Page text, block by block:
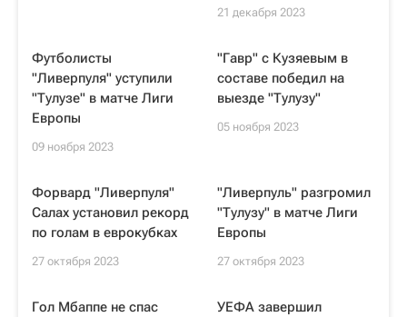
21 декабря 2023
Футболисты
"Ливерпуля" уступили
"Тулузе" в матче Лиги
Европы
09 ноября 2023
"Гавр" с Кузяевым в
составе победил на
выезде "Тулузу"
05 ноября 2023
Форвард "Ливерпуля"
Салах установил рекорд
по голам в еврокубках
27 октября 2023
"Ливерпуль" разгромил
"Тулузу" в матче Лиги
Европы
27 октября 2023
Гол Мбаппе не спас
УЕФА завершил